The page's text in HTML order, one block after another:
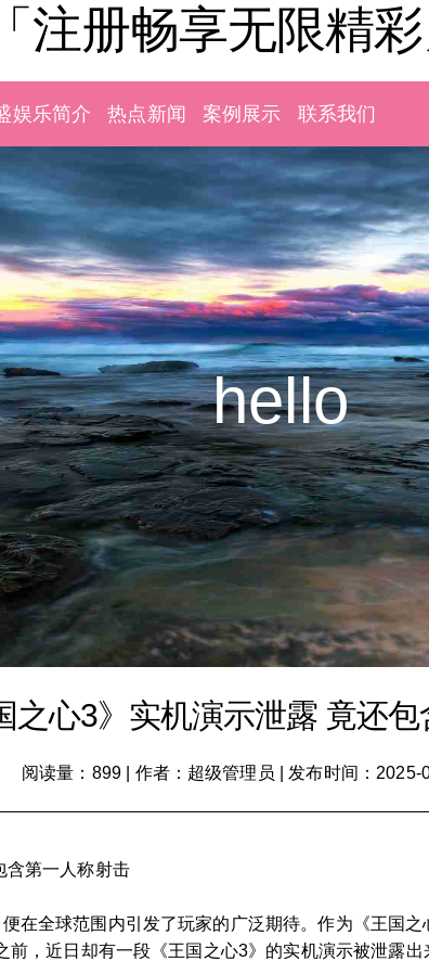
册畅享无限精彩
娱乐简介 热点新闻 案例展示 联系我们
hello
之心3》实机演示泄露 竟还
阅读量：899 作者：超级管理员 发布时间：2025-
含第一人称射击
在全球范围内引发了玩家的广泛期待。作为《王国
前，近日却有一段《王国之心3》的实机演示被泄露